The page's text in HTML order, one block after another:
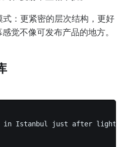
：更紧密的层次结构，更好
觉不像可发布产品的地方。
in Istanbul just after light